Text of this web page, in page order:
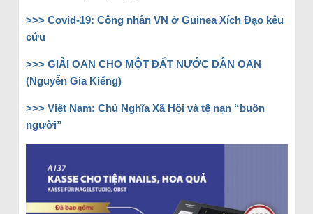
>>> Covid-19: Công nhân VN ở Guinea Xích Đạo kêu
cứu
>>> GIẢI OAN CHO MỘT ĐẤT NƯỚC DÂN OAN
(Nguyễn Gia Kiểng)
>>> Việt Nam: Chủ Nghĩa Xã Hội và tệ nạn “buôn
người”